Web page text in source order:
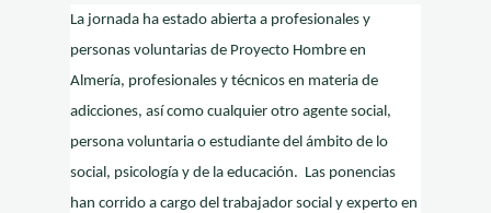
La jornada ha estado abierta a profesionales y
personas voluntarias de Proyecto Hombre en
Almería, profesionales y técnicos en materia de
adicciones, así como cualquier otro agente social,
persona voluntaria o estudiante del ámbito de lo
social, psicología y de la educación. Las ponencias
han corrido a cargo del trabajador social y experto en